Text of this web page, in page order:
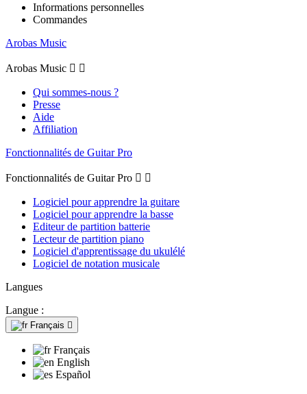
Informations personnelles
Commandes
Arobas Music
Arobas Music  
Qui sommes-nous ?
Presse
Aide
Affiliation
Fonctionnalités de Guitar Pro
Fonctionnalités de Guitar Pro  
Logiciel pour apprendre la guitare
Logiciel pour apprendre la basse
Editeur de partition batterie
Lecteur de partition piano
Logiciel d'apprentissage du ukulélé
Logiciel de notation musicale
Langues
Langue :
Français 
Français
English
Español